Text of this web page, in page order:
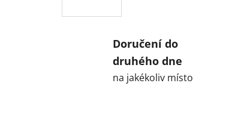
Doručení do
druhého dne
na jakékoliv místo